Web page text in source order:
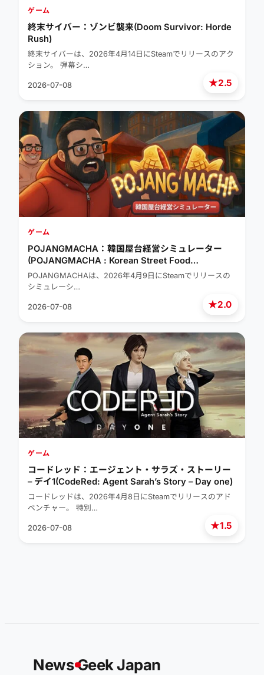
★2.5
ゲーム
終末サイバー：ゾンビ襲来(Doom Survivor: Horde
Rush)
終末サイバーは、2026年4月14日にSteamでリリースのアク
ション。 弾幕シ…
2026-07-08
★2.0
ゲーム
POJANGMACHA：韓国屋台経営シミュレーター
(POJANGMACHA : Korean Street Food
Management Simulator)
POJANGMACHAは、2026年4月9日にSteamでリリースの
シミュレーシ…
2026-07-08
★1.5
ゲーム
コードレッド：エージェント・サラズ・ストーリー
– デイ1(CodeRed: Agent Sarah’s Story – Day one)
コードレッドは、2026年4月8日にSteamでリリースのアド
ベンチャー。 特別…
2026-07-08
NewsGeek Japan